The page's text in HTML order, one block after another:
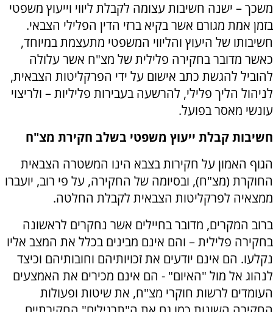
משכך – ישנה חשיבות עצומה לקבלת ליווי וייעוץ משפטי
בזמן אמת מגורם אשר בקיא ברזי הדין הפלילי הצבאי.
חשיבותו של היעוץ והליווי המשפטי מתעצמת במיוחד,
כאשר מדובר בחקירה פלילית של מצ"ח אשר עלולה
להוביל להגשת כתב אישום על ידי הפרקליטות הצבאית,
לניהול הליך פלילי, להרשעה בעבירות פליליות – ולריצוי
עונשי מאסר בפועל.
חשיבות קבלת ייעוץ משפטי בשלב חקירת מצ"ח
הגוף האמון על חקירות בצבא הינו המשטרה הצבאית
החוקרת (מצ"ח), ובסיומה של החקירה, על פי רוב, יועברו
ממצאיה לפרקליטות הצבאית לקבלת החלטה.
ברוב המקרים, מדובר בחיילים אשר נחקרים לראשונה
בחקירה פלילית – והם אינם מבינים בכלל את המצב אליו
נקלעו. הם אינם יודעים את זכויותיהם וחובותיהם וכיצד
לנהוג אל מול "האיום" - הם אינם מכירים את האמצעים
העומדים לרשות חוקרי מצ"ח, את שיטות ופעולות